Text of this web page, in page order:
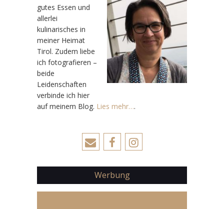
gutes Essen und
allerlei
kulinarisches in
meiner Heimat
Tirol. Zudem liebe
ich fotografieren –
beide
Leidenschaften
verbinde ich hier
auf meinem Blog. Lies mehr….
Werbung